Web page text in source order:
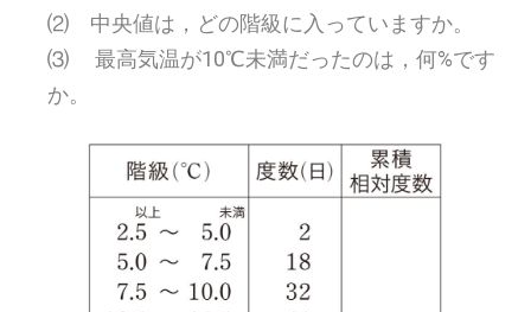
⑵ 中央値は，どの階級に入っていますか。
⑶ 最高気温が10℃未満だったのは，何%です
か。